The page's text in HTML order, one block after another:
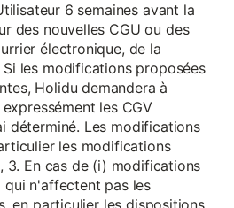
6 semaines avant la
des nouvelles CGU ou des
électronique, de la
les modifications proposées
Holidu demandera à
les CGV
déterminé. Les modifications
les modifications
3. En cas de (i) modifications
qui n'affectent pas les